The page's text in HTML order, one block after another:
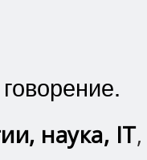
наука, IT,